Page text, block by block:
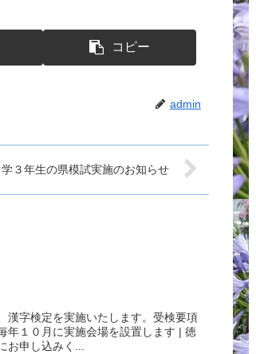
コピー
admin
３年生の県模試実施のお知らせ
漢字検定を実施いたします。受検要項
年１０月に実施会場を設置します | 徳
お申し込みく...